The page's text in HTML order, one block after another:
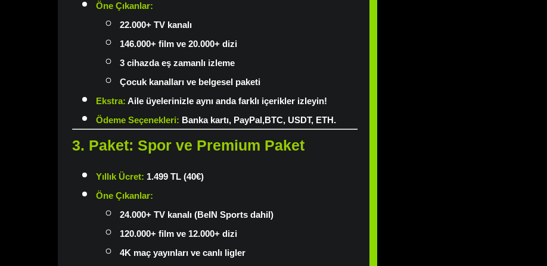
Öne Çıkanlar:
22.000+ TV kanalı
146.000+ film ve 20.000+ dizi
3 cihazda eş zamanlı izleme
Çocuk kanalları ve belgesel paketi
Ekstra: Aile üyelerinizle aynı anda farklı içerikler izleyin!
Ödeme Seçenekleri: Banka kartı, PayPal,BTC, USDT, ETH.
3. Paket: Spor ve Premium Paket
Yıllık Ücret: 1.499 TL (40€)
Öne Çıkanlar:
24.000+ TV kanalı (BeIN Sports dahil)
120.000+ film ve 12.000+ dizi
4K maç yayınları ve canlı ligler